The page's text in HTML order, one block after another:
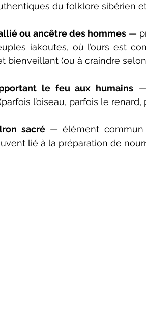
du folklore sibérien
ou ancêtre des hommes —
iakoutes, où l’ours est
bienveillant (ou à craindre
le feu aux humains
l’oiseau, parfois le renard,
sacré — élément commun
lié à la préparation de